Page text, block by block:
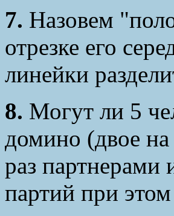
7. Назовем
отрезке его
линейки
8. Могут ли 5
домино (двое
раз партнерами
партий при